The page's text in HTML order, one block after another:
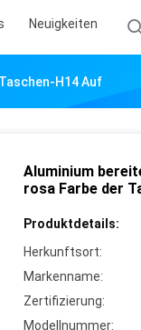
Neuigkeiten
H14 Auf
Aluminium
rosa Farbe der
Produktdetails:
Herkunftsort:
Markenname:
Zertifizierung:
Modellnummer: